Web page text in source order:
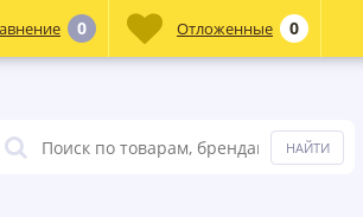
0 Отложенные 0